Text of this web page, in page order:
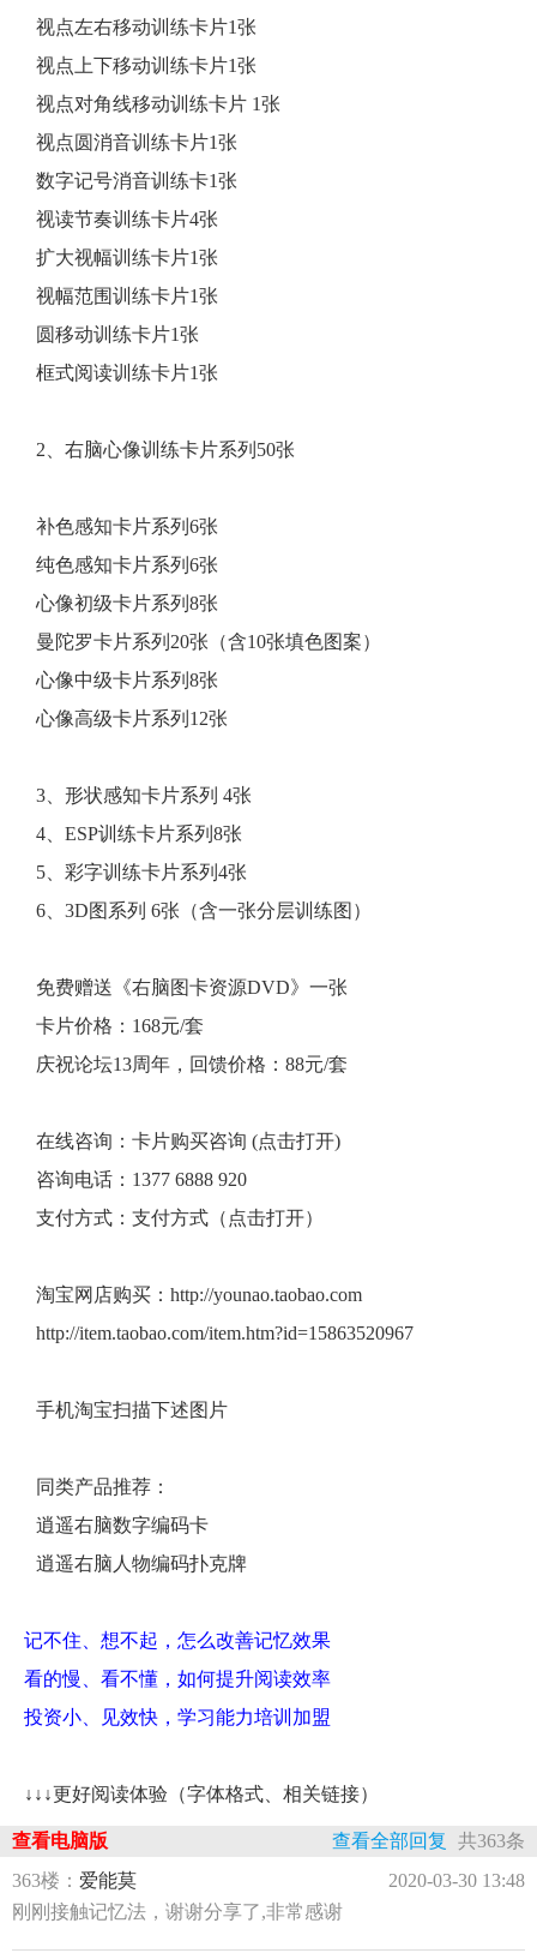
视点左右移动训练卡片1张
视点上下移动训练卡片1张
视点对角线移动训练卡片 1张
视点圆消音训练卡片1张
数字记号消音训练卡1张
视读节奏训练卡片4张
扩大视幅训练卡片1张
视幅范围训练卡片1张
圆移动训练卡片1张
框式阅读训练卡片1张
2、右脑心像训练卡片系列50张
补色感知卡片系列6张
纯色感知卡片系列6张
心像初级卡片系列8张
曼陀罗卡片系列20张（含10张填色图案）
心像中级卡片系列8张
心像高级卡片系列12张
3、形状感知卡片系列 4张
4、ESP训练卡片系列8张
5、彩字训练卡片系列4张
6、3D图系列 6张（含一张分层训练图）
免费赠送《右脑图卡资源DVD》一张
卡片价格：168元/套
庆祝论坛13周年，回馈价格：88元/套
在线咨询：卡片购买咨询 (点击打开)
咨询电话：1377 6888 920
支付方式：支付方式（点击打开）
淘宝网店购买：http://younao.taobao.com
http://item.taobao.com/item.htm?id=15863520967
手机淘宝扫描下述图片
同类产品推荐：
逍遥右脑数字编码卡
逍遥右脑人物编码扑克牌
记不住、想不起，怎么改善记忆效果
看的慢、看不懂，如何提升阅读效率
投资小、见效快，学习能力培训加盟
↓↓↓更好阅读体验（字体格式、相关链接）
查看电脑版 查看全部回复
共363条
363楼： 爱能莫
2020-03-30 13:48
刚刚接触记忆法，谢谢分享了,非常感谢